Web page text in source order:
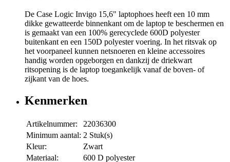
De Case Logic Invigo 15,6" laptophoes heeft een 10 mm
dikke gewatteerde binnenkant om de laptop te beschermen en
is gemaakt van een 100% gerecyclede 600D polyester
buitenkant en een 150D polyester voering. In het ritsvak op
het voorpaneel kunnen netsnoeren en kleine accessoires
handig worden opgeborgen en dankzij de driekwart
ritsopening is de laptop toegankelijk vanaf de boven- of
zijkant van de hoes.
Kenmerken
Artikelnummer:
22036300
Minimum aantal: 2 Stuk(s)
Kleur:
Zwart
Materiaal:
600 D polyester